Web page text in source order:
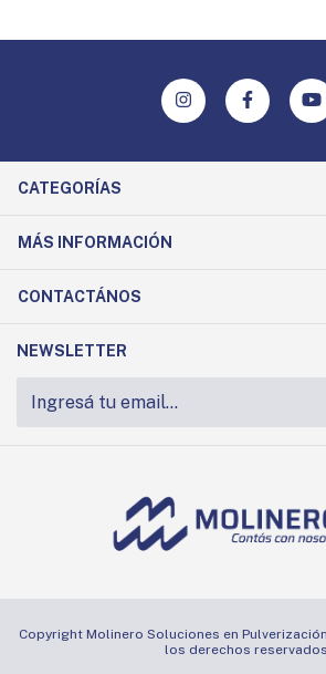
CATEGORÍAS
MÁS INFORMACIÓN
CONTACTÁNOS
NEWSLETTER
Copyright Molinero Soluciones en
los derechos reservados.